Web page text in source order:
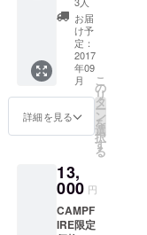
ングT
シャツ
・サイ
ズ「１
(S〜
M）」
・「２
(L〜
LL)」 ※
お届
け予
定：
2017
年09
月
詳細を見る
こ
の
リ
タ
ー
ン
を
選
択
す
る
13,
000 円
CAMPF
IRE限定